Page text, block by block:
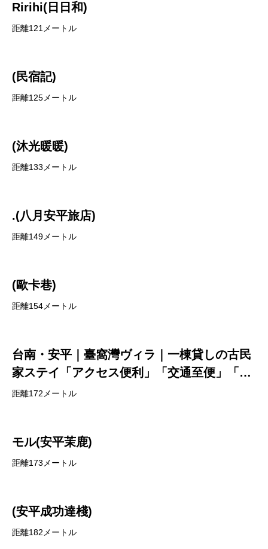
Ririhi(日日和)
距離121メートル
(民宿記)
距離125メートル
(沐光暖暖)
距離133メートル
.(八月安平旅店)
距離149メートル
(歐卡巷)
距離154メートル
台南・安平｜臺窩灣ヴィラ｜一棟貸しの古民
家ステイ「アクセス便利」「交通至便」「中
心地」「観光に便利」(臺窩灣民居)
距離172メートル
モル(安平茉鹿)
距離173メートル
(安平成功達棧)
距離182メートル